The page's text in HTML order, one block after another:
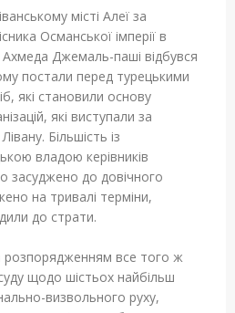
місті Алеї за
Османської імперії в
Ахмеда Джемаль-паші відбувся
постали перед турецькими
які становили основу
які виступали за
Більшість із
владою керівників
засуджено до довічного
на тривалі терміни,
до страти.
розпорядженням все того ж
щодо шістьох найбільш
визвольного руху,